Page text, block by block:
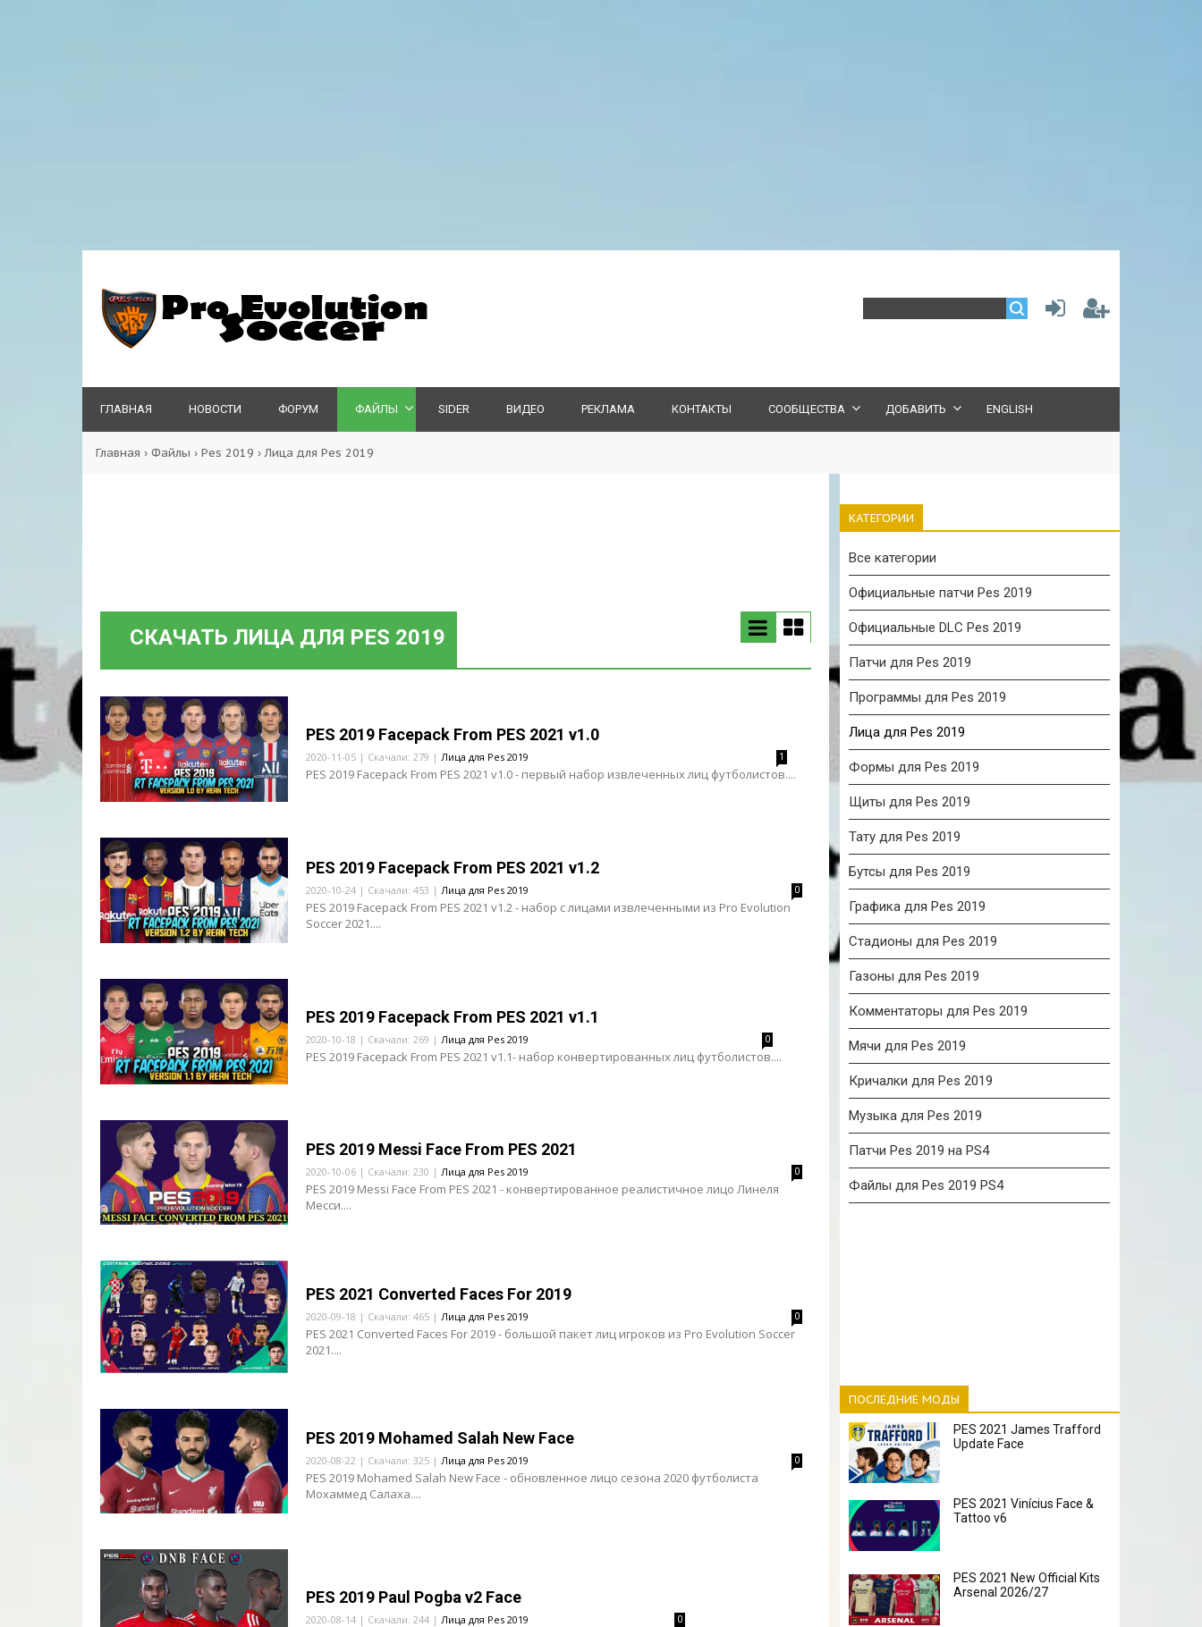
ГЛАВНАЯ НОВОСТИ ФОРУМ ФАЙЛЫ SIDER ВИДЕО РЕКЛАМА КОНТАКТЫ СООБЩЕСТВА ДОБАВИТЬ ENGLISH
Главная › Файлы › Pes 2019 ›Лица для Pes 2019
СКАЧАТЬ ЛИЦА ДЛЯ PES 2019
PES 2019 Facepack From PES 2021 v1.0
2020-11-05 | Скачали: 279 | Лица для Pes 2019 1
PES 2019 Facepack From PES 2021 v1.0 - первый набор извлеченных лиц футболистов....
PES 2019 Facepack From PES 2021 v1.2
2020-10-24 | Скачали: 453 | Лица для Pes 2019 0
PES 2019 Facepack From PES 2021 v1.2 - набор с лицами извлеченными из Pro Evolution
Soccer 2021....
PES 2019 Facepack From PES 2021 v1.1
2020-10-18 | Скачали: 269 | Лица для Pes 2019 0
PES 2019 Facepack From PES 2021 v1.1- набор конвертированных лиц футболистов....
PES 2019 Messi Face From PES 2021
2020-10-06 | Скачали: 230 | Лица для Pes 2019 0
PES 2019 Messi Face From PES 2021 - конвертированное реалистичное лицо Линеля
Месси....
PES 2021 Converted Faces For 2019
2020-09-18 | Скачали: 465 | Лица для Pes 2019 0
PES 2021 Converted Faces For 2019 - большой пакет лиц игроков из Pro Evolution Soccer
2021....
PES 2019 Mohamed Salah New Face
2020-08-22 | Скачали: 325 | Лица для Pes 2019 0
PES 2019 Mohamed Salah New Face - обновленное лицо сезона 2020 футболиста
Мохаммед Салаха....
PES 2019 Paul Pogba v2 Face
2020-08-14 | Скачали: 244 | Лица для Pes 2019 0
КАТЕГОРИИ
Все категории
Официальные патчи Pes 2019
Официальные DLC Pes 2019
Патчи для Pes 2019
Программы для Pes 2019
Лица для Pes 2019
Формы для Pes 2019
Щиты для Pes 2019
Тату для Pes 2019
Бутсы для Pes 2019
Графика для Pes 2019
Стадионы для Pes 2019
Газоны для Pes 2019
Комментаторы для Pes 2019
Мячи для Pes 2019
Кричалки для Pes 2019
Музыка для Pes 2019
Патчи Pes 2019 на PS4
Файлы для Pes 2019 PS4
ПОСЛЕДНИЕ МОДЫ
PES 2021 James Trafford
Update Face
PES 2021 Vinícius Face &
Tattoo v6
PES 2021 New Official Kits
Arsenal 2026/27